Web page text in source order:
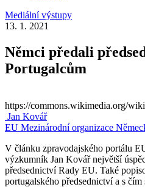
Mediální výstupy
13. 1. 2021
Němci předali
Portugalcům
https://commons.wikimedia.org/
Jan Kovář
EU Mezinárodní organizace
V článku zpravodajského portálu
výzkumník Jan Kovář největší
předsednictví Rady EU. Také
portugalského předsednictví a s